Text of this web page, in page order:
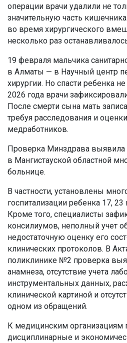
операции врачи удалили не
значительную часть
во время хирургического
несколько раз
19 февраля мальчика
в Алматы — в Научный центр
хирургии. Но спасти ребенка
2026 года врачи
После смерти сына мать
требуя расследования и
медработников.
Проверка Минздрава
в Мангистауской областной
больнице.
В частности, установлены
госпитализации ребенка 17, 23
Кроме того, специалисты
консилиумов, неполный учет
недостаточную оценку его
клинических протоколов. В
поликлинике №2 проверка
анамнеза, отсутствие учета
инструментальных данных,
клинической картиной и
одном из обращений.
К медицинским организациям
дисциплинарные и